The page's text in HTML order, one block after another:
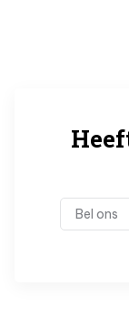
Bel ons